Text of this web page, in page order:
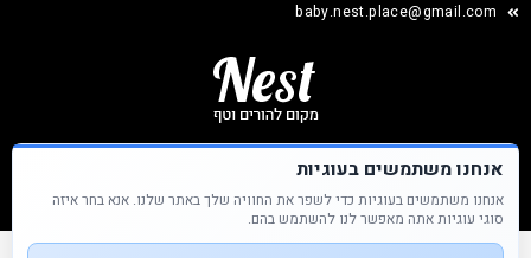
baby.nest.place@gmail.com
Nest &copy כל הזכויות שמורות
אנחנו משתמשים בעוגיות
אנחנו משתמשים בעוגיות כדי לשפר את החוויה שלך באתר שלנו. אנא בחר איזה
סוגי עוגיות אתה מאפשר לנו להשתמש בהם.